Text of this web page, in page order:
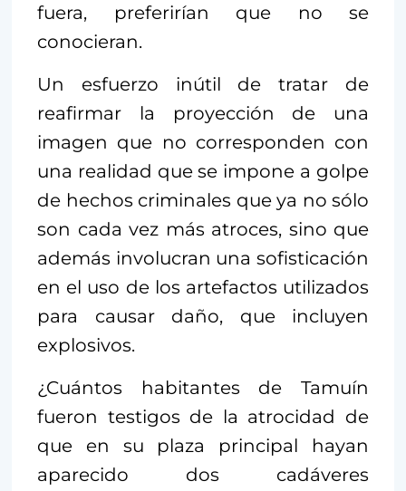
fuera, preferirían que no se
conocieran.
Un esfuerzo inútil de tratar de
reafirmar la proyección de una
imagen que no corresponden con
una realidad que se impone a golpe
de hechos criminales que ya no sólo
son cada vez más atroces, sino que
además involucran una sofisticación
en el uso de los artefactos utilizados
para causar daño, que incluyen
explosivos.
¿Cuántos habitantes de Tamuín
fueron testigos de la atrocidad de
que en su plaza principal hayan
aparecido dos cadáveres